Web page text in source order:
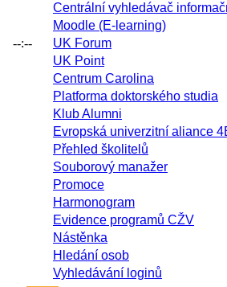
--:--
Centrální vyhledávač
Moodle (E-learning)
UK Forum
UK Point
Centrum Carolina
Platforma doktorského studia
Klub Alumni
Evropská univerzitní aliance
Přehled školitelů
Souborový manažer
Promoce
Harmonogram
Evidence programů CŽV
Nástěnka
Hledání osob
Vyhledávání loginů